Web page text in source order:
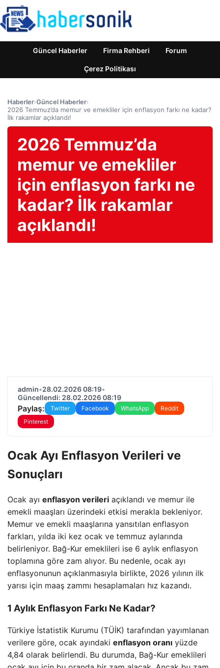
Güncel Haberler Firma Rehberi Forum
Çerez Politikası
Haberler›Güncel Haberler›
2026 Temmuz’da memur ve emekliler için enflasyon farkı ne kadar?
İlk rakamlar açıklandı!
2026 Temmuz’da
memur ve emekliler
için enflasyon farkı ne
kadar? İlk rakamlar
açıklandı!
admin•28.02.2026 08:19•
Güncellendi: 28.02.2026 08:19
Paylaş: Twitter Facebook WhatsApp
Reddit
Pinterest
Ocak Ayı Enflasyon Verileri ve
Sonuçları
Ocak ayı enflasyon verileri açıklandı ve memur ile
emekli maaşları üzerindeki etkisi merakla bekleniyor.
Memur ve emekli maaşlarına yansıtılan enflasyon
farkları, yılda iki kez ocak ve temmuz aylarında
belirleniyor. Bağ-Kur emeklileri ise 6 aylık enflasyon
toplamına göre zam alıyor. Bu nedenle, ocak ayı
enflasyonunun açıklanmasıyla birlikte, 2026 yılının ilk
yarısı için maaş zammı hesaplamaları hız kazandı.
1 Aylık Enflasyon Farkı Ne Kadar?
Türkiye İstatistik Kurumu (TÜİK) tarafından yayımlanan
verilere göre, ocak ayındaki enflasyon oranı yüzde
4,84 olarak belirlendi. Bu durumda, Bağ-Kur emeklileri